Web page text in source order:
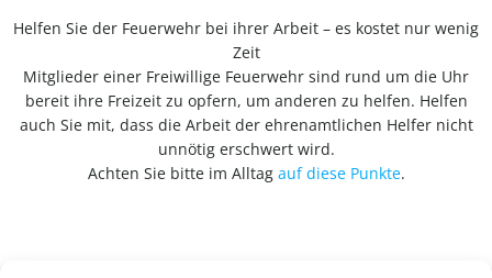
Helfen Sie der Feuerwehr bei ihrer Arbeit – es kostet nur wenig
Zeit
Mitglieder einer Freiwillige Feuerwehr sind rund um die Uhr
bereit ihre Freizeit zu opfern, um anderen zu helfen. Helfen
auch Sie mit, dass die Arbeit der ehrenamtlichen Helfer nicht
unnötig erschwert wird.
Achten Sie bitte im Alltag auf diese Punkte.